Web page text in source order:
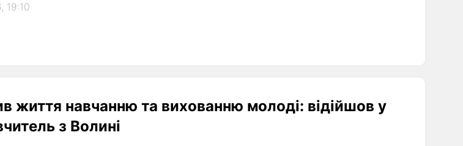
19:10
життя навчанню та вихованню молоді: відійшов у
з Волині